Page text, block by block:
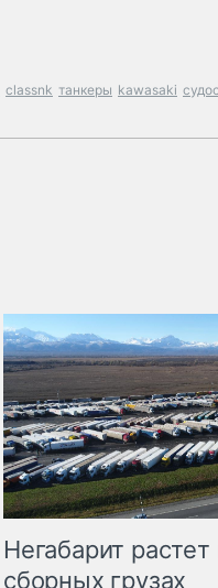
classnk танкеры kawasaki
Негабарит растет
сборных грузах